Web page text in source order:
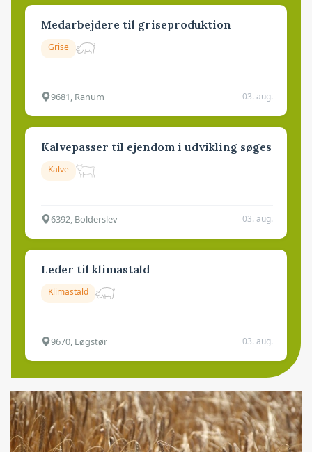
Medarbejdere til griseproduktion
Grise
9681, Ranum 03. aug.
Kalvepasser til ejendom i udvikling søges
Kalve
6392, Bolderslev 03. aug.
Leder til klimastald
Klimastald
9670, Løgstør 03. aug.